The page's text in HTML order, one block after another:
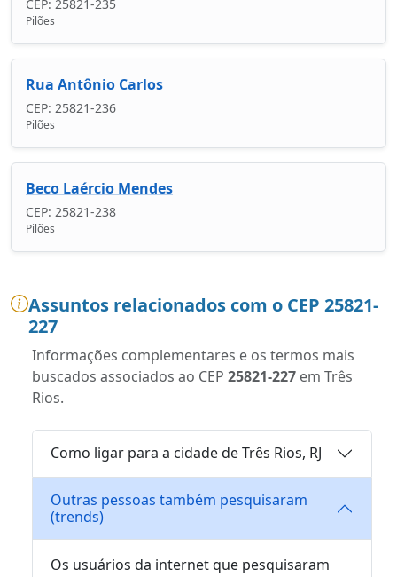
CEP: 25821-235
Pilões
Rua Antônio Carlos
CEP: 25821-236
Pilões
Beco Laércio Mendes
CEP: 25821-238
Pilões
Assuntos relacionados com o CEP 25821-
227
Informações complementares e os termos mais
buscados associados ao CEP 25821-227 em Três
Rios.
Como ligar para a cidade de Três Rios, RJ
Outras pessoas também pesquisaram
(trends)
Os usuários da internet que pesquisaram